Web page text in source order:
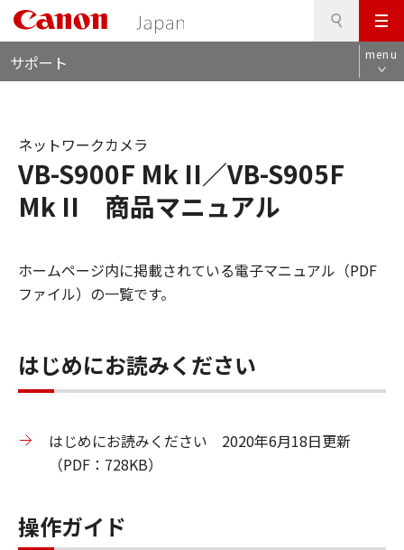
メ
ニ
ュ
サポート menu
VB-S900F Mk II／VB-S905F
Mk II 商品マニュアル
ネットワークカメラ
ホームページ内に掲載されている電子マニュアル（PDF
ファイル）の一覧です。
はじめにお読みください
はじめにお読みください 2020年6月18日更新
（PDF：728KB）
操作ガイド